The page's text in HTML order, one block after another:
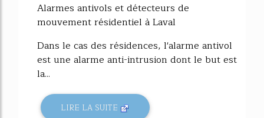
Alarmes antivols et détecteurs de
mouvement résidentiel à Laval
Dans le cas des résidences, l'alarme antivol
est une alarme anti-intrusion dont le but est
la...
LIRE LA SUITE